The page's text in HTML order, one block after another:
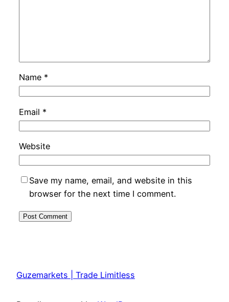
Name *
Email *
Website
Save my name, email, and website in this
browser for the next time I comment.
Guzemarkets | Trade Limitless